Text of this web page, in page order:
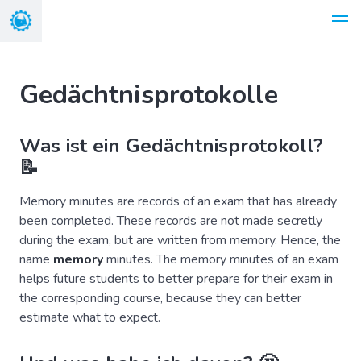
Gedächtnisprotokolle
Was ist ein Gedächtnisprotokoll?
📝
Memory minutes are records of an exam that has already
been completed. These records are not made secretly
during the exam, but are written from memory. Hence, the
name memoryminutes. The memory minutes of an exam
helps future students to better prepare for their exam in
the corresponding course, because they can better
estimate what to expect.